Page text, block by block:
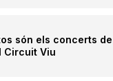
són els concerts
Circuit Viu